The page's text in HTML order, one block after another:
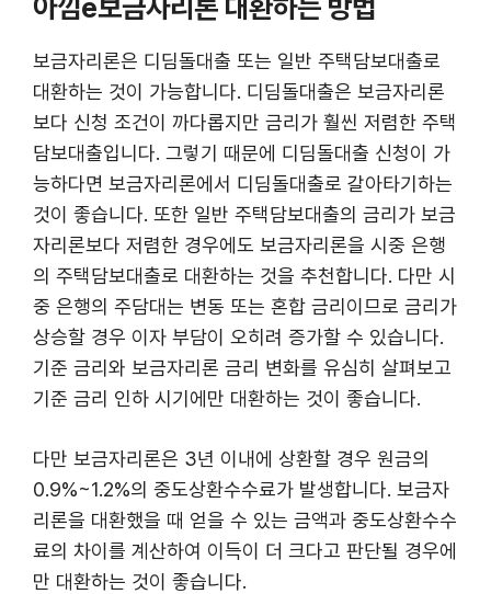
아낌e보금자리론 대환하는 방법
보금자리론은 디딤돌대출 또는 일반 주택담보대출로
대환하는 것이 가능합니다. 디딤돌대출은 보금자리론
보다 신청 조건이 까다롭지만 금리가 훨씬 저렴한 주택
담보대출입니다. 그렇기 때문에 디딤돌대출 신청이 가
능하다면 보금자리론에서 디딤돌대출로 갈아타기하는
것이 좋습니다. 또한 일반 주택담보대출의 금리가 보금
자리론보다 저렴한 경우에도 보금자리론을 시중 은행
의 주택담보대출로 대환하는 것을 추천합니다. 다만 시
중 은행의 주담대는 변동 또는 혼합 금리이므로 금리가
상승할 경우 이자 부담이 오히려 증가할 수 있습니다.
기준 금리와 보금자리론 금리 변화를 유심히 살펴보고
기준 금리 인하 시기에만 대환하는 것이 좋습니다.
다만 보금자리론은 3년 이내에 상환할 경우 원금의
0.9%~1.2%의 중도상환수수료가 발생합니다. 보금자
리론을 대환했을 때 얻을 수 있는 금액과 중도상환수수
료의 차이를 계산하여 이득이 더 크다고 판단될 경우에
만 대환하는 것이 좋습니다.